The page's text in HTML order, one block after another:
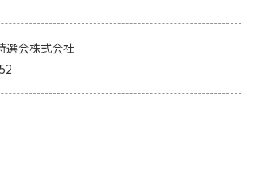
選会株式会社